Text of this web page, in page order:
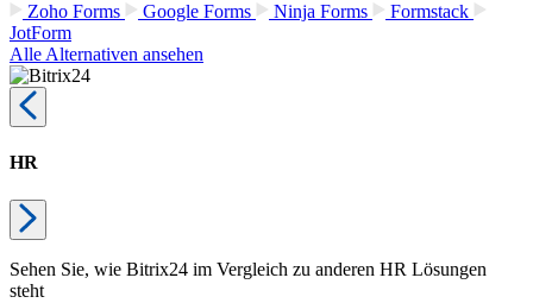
Zoho Forms
Google Forms Ninja Forms
Formstack
JotForm
Alle Alternativen ansehen
HR
Sehen Sie, wie Bitrix24 im Vergleich zu anderen HR Lösungen
steht